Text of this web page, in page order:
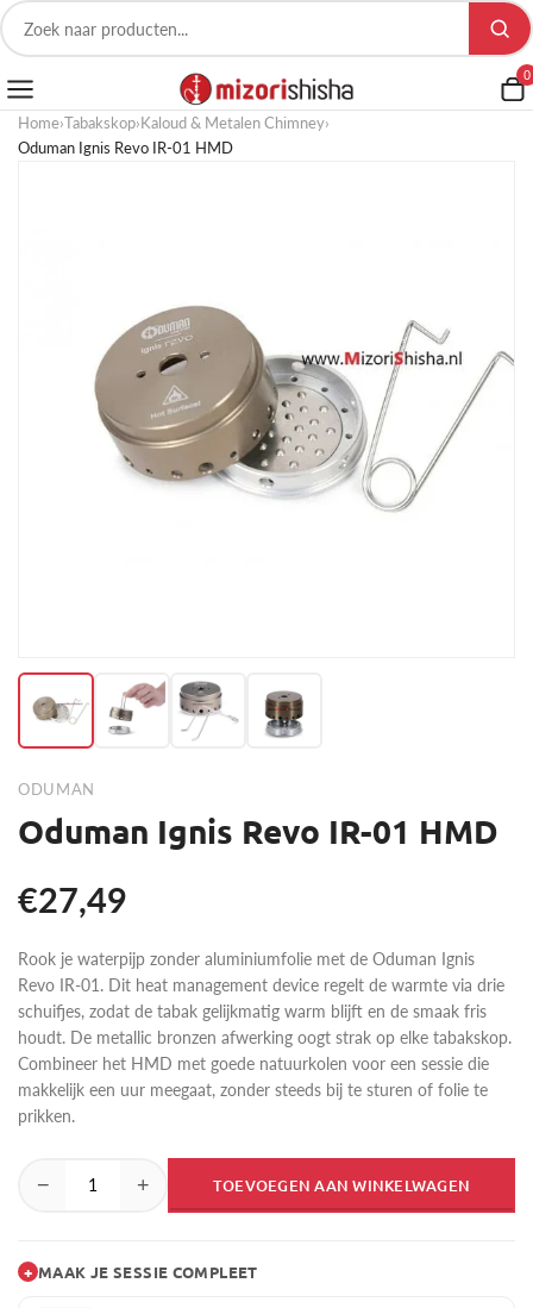
0
Home›Tabakskop›Kaloud & Metalen Chimney›
Oduman Ignis Revo IR-01 HMD
ODUMAN
Oduman Ignis Revo IR-01 HMD
€27,49
Rook je waterpijp zonder aluminiumfolie met de Oduman Ignis
Revo IR-01. Dit heat management device regelt de warmte via drie
schuifjes, zodat de tabak gelijkmatig warm blijft en de smaak fris
houdt. De metallic bronzen afwerking oogt strak op elke tabakskop.
Combineer het HMD met goede natuurkolen voor een sessie die
makkelijk een uur meegaat, zonder steeds bij te sturen of folie te
prikken.
− + TOEVOEGEN AAN WINKELWAGEN
+ MAAK JE SESSIE COMPLEET